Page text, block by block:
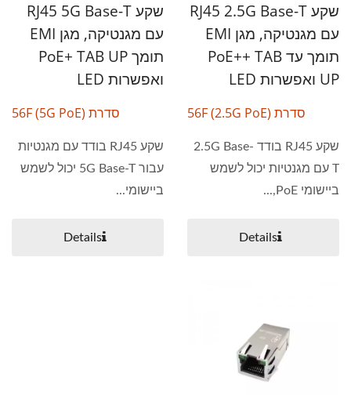
שקע RJ45 2.5G Base-T
עם מגנטיקה, מגן EMI
תומך עד PoE++ TAB
UP ואפשרות LED
סדרת 56F (2.5G PoE)
שקע RJ45 בודד 2.5G Base-
T עם מגנטיות יכול לשמש
ביישומי PoE,...
Details
שקע RJ45 5G Base-T
עם מגנטיקה, מגן EMI
תומך PoE+ TAB UP
ואפשרות LED
סדרת 56F (5G PoE)
שקע RJ45 בודד עם מגנטיות
עבור 5G Base-T יכול לשמש
ביישומי...
Details